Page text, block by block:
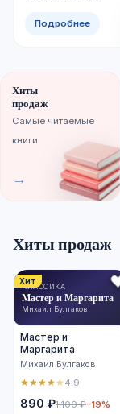
Подробнее
Хиты
продаж
Самые читаемые
книги
→
Хиты продаж
Хит
КЛАССИКА
Мастер и Маргарита
Михаил Булгаков
Мастер и
Маргарита
Михаил Булгаков
★★★★★4.9
890 ₽1 100 ₽-19%